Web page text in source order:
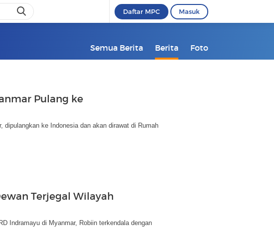
Daftar MPC Masuk
Semua Berita Berita Foto
Pulang ke
ke Indonesia dan akan dirawat di Rumah
Terjegal Wilayah
Indramayu di Myanmar, Robiin terkendala dengan